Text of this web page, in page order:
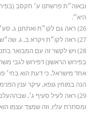
ובאוה״ת פרשתנו ע׳ תקסב
היא״.
26) ראה גם לקו״ת ואתחנן ג, סע״ד.
27) ראה לקו״ת ויקרא ב, ג. שה״ש כד, ב. ובכ״מ.
בפירוש הראשון) דפירוש לגבי
אחד מישראל, כי דעת הוא בחי׳
הנה במוחין גופא, עיקר ענין
29) ראה לעיל סעיף ג׳,
ומסתרת עליו, וזה שמצד עצמו